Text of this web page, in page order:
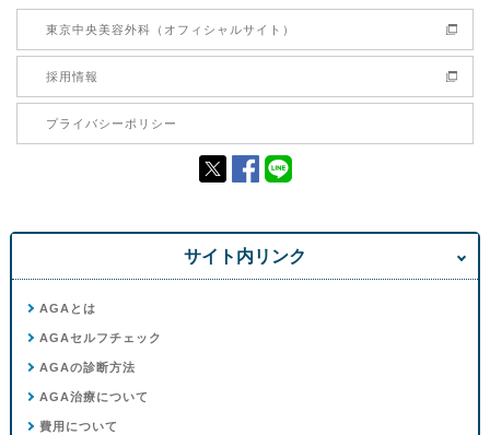
東京中央美容外科（オフィシャルサイト）
採用情報
プライバシーポリシー
サイト内リンク
AGAとは
AGAセルフチェック
AGAの診断方法
AGA治療について
費用について